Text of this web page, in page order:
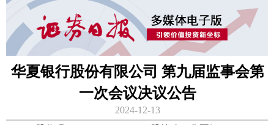
华夏银行股份有限公司 第九届监事会第
一次会议决议公告
2024-12-13